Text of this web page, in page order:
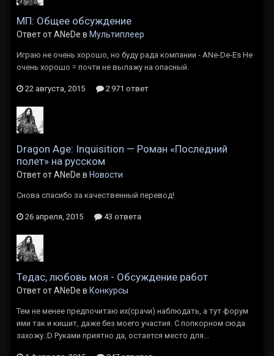
МП: Общее обсуждение
Ответ от ANeDe в Мультиплеер
Играю не очень хорошо, но буду рада компании - ANe-De-Es Не
очень хорошо = почти не вылажу на опасный.
22 августа, 2015 2 971 ответ
Dragon Age: Inquisition — Роман «Последний
полет» на русском
Ответ от ANeDe в Новости
Снова спасибо за качественный перевод!
26 апреля, 2015 43 ответа
Тедас, любовь моя - Обсуждение работ
Ответ от ANeDe в Конкурсы
Тем не менее предпочитаю их(срачи) наблюдать, а тут форум
ими так и кишит, даже без моего участия. С попкорном сюда
захожу.:D Руками приятно да, остается место для...